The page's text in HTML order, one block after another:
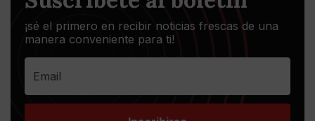
¡sé el primero en recibir noticias frescas de una
manera conveniente para ti!